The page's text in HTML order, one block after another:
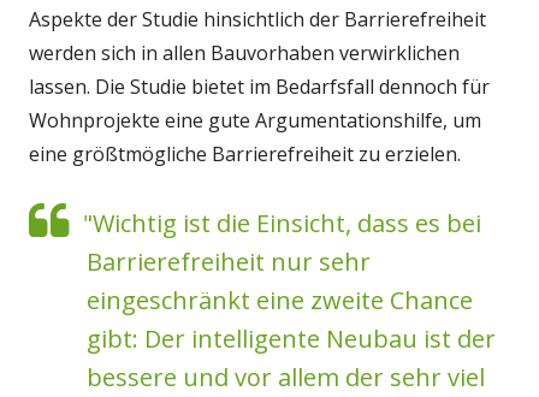
Aspekte der Studie hinsichtlich der Barrierefreiheit
werden sich in allen Bauvorhaben verwirklichen
lassen. Die Studie bietet im Bedarfsfall dennoch für
Wohnprojekte eine gute Argumentationshilfe, um
eine größtmögliche Barrierefreiheit zu erzielen.
"Wichtig ist die Einsicht, dass es bei
Barrierefreiheit nur sehr
eingeschränkt eine zweite Chance
gibt: Der intelligente Neubau ist der
bessere und vor allem der sehr viel